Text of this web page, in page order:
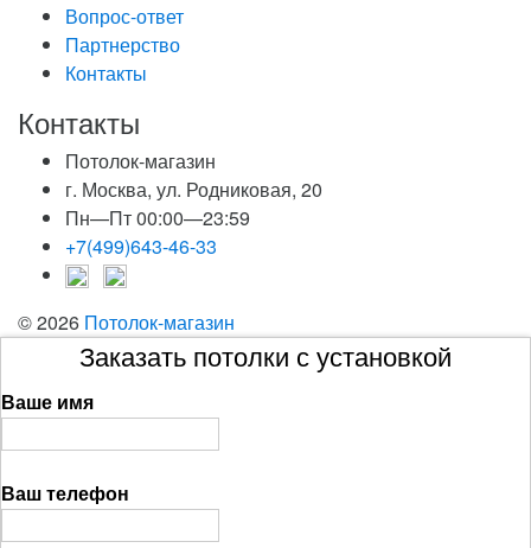
Вопрос-ответ
Партнерство
Контакты
Контакты
Потолок-магазин
г. Москва, ул. Родниковая, 20
Пн—Пт 00:00—23:59
+7(499)643-46-33
© 2026 Потолок-магазин
Заказать потолки с установкой
Ваше имя
Ваш телефон